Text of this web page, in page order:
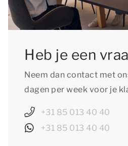
Heb je een
Neem dan contact met
dagen per week voor je
+31 85 013 40 40
+31 85 013 40 40